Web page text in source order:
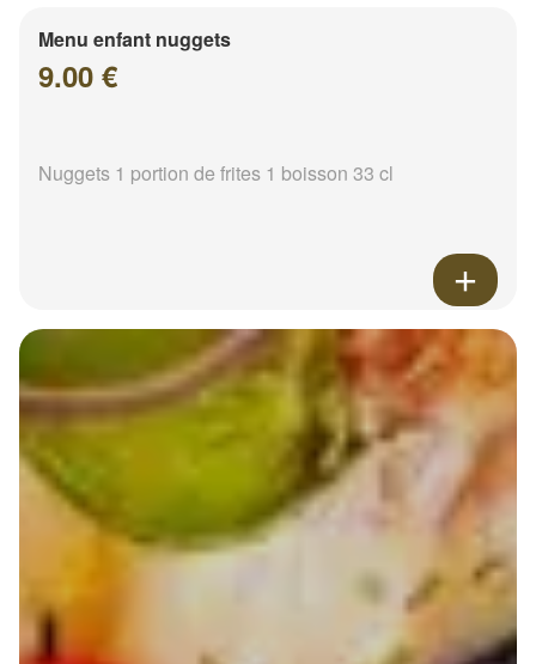
Menu enfant nuggets
9.00 €
Nuggets 1 portion de frites 1 boisson 33 cl